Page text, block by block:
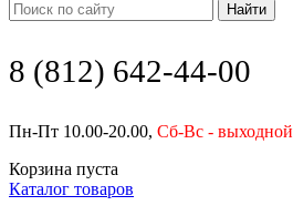
Найти
8 (812) 642-44-00
Пн-Пт 10.00-20.00, Сб-Вс - выходной
Корзина пуста
Каталог товаров